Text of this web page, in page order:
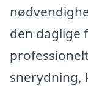
den daglige
snerydning,